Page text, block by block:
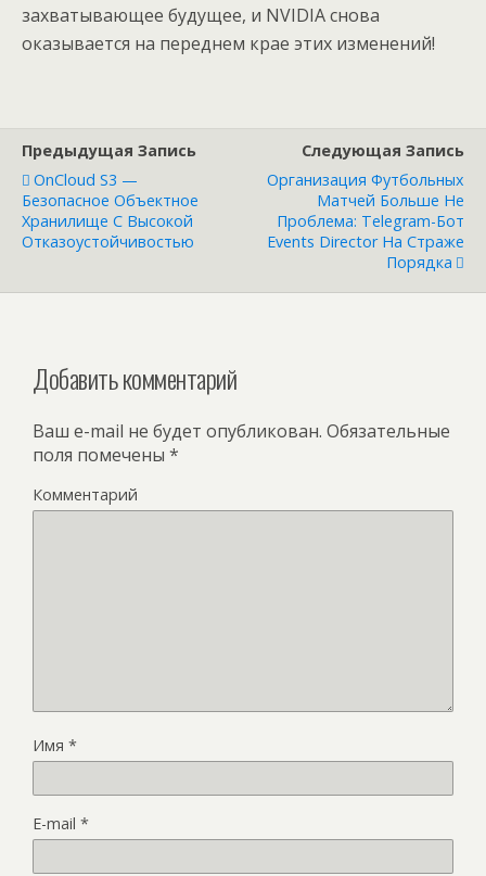
захватывающее будущее, и NVIDIA снова
оказывается на переднем крае этих изменений!
Предыдущая Запись
OnCloud S3 —
Безопасное Объектное
Хранилище С Высокой
Отказоустойчивостью
Следующая Запись
Организация Футбольных
Матчей Больше Не
Проблема: Telegram-Бот
Events Director На Страже
Порядка
Добавить комментарий
Ваш e-mail не будет опубликован. Обязательные
поля помечены *
Комментарий
Имя *
E-mail *